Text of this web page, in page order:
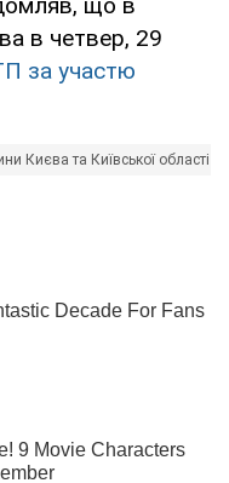
в четвер, 29
за участю
Києва та Київської області